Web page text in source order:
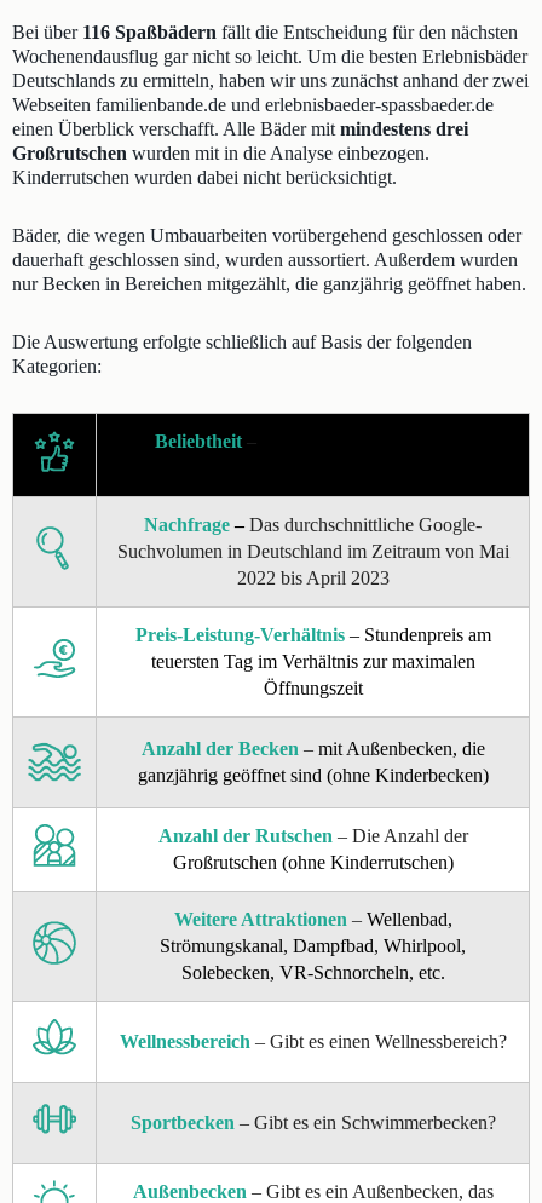
Bei über 116 Spaßbädern fällt die Entscheidung für den nächsten
Wochenendausflug gar nicht so leicht. Um die besten Erlebnisbäder
Deutschlands zu ermitteln, haben wir uns zunächst anhand der zwei
Webseiten familienbande.de und erlebnisbaeder-spassbaeder.de
einen Überblick verschafft. Alle Bäder mit mindestens drei
Großrutschen wurden mit in die Analyse einbezogen.
Kinderrutschen wurden dabei nicht berücksichtigt.
Bäder, die wegen Umbauarbeiten vorübergehend geschlossen oder
dauerhaft geschlossen sind, wurden aussortiert. Außerdem wurden
nur Becken in Bereichen mitgezählt, die ganzjährig geöffnet haben.
Die Auswertung erfolgte schließlich auf Basis der folgenden
Kategorien:
Beliebtheit –
Nachfrage– Das durchschnittliche Google-
Suchvolumen in Deutschland im Zeitraum von Mai
2022 bis April 2023
Preis-Leistung-Verhältnis – Stundenpreis am
teuersten Tag im Verhältnis zur maximalen
Öffnungszeit
Anzahl der Becken – mit Außenbecken, die
ganzjährig geöffnet sind (ohne Kinderbecken)
Anzahl der Rutschen – Die Anzahl der
Großrutschen (ohne Kinderrutschen)
Weitere Attraktionen – Wellenbad,
Strömungskanal, Dampfbad, Whirlpool,
Solebecken, VR-Schnorcheln, etc.
Wellnessbereich – Gibt es einen Wellnessbereich?
Sportbecken – Gibt es ein Schwimmerbecken?
Außenbecken – Gibt es ein Außenbecken, das